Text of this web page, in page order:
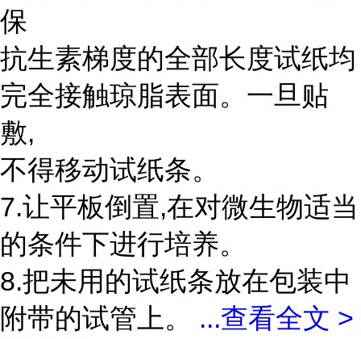
保
抗生素梯度的全部长度试纸均
完全接触琼脂表面。一旦贴
敷,
不得移动试纸条。
7.让平板倒置,在对微生物适当
的条件下进行培养。
8.把未用的试纸条放在包装中
附带的试管上。 ...查看全文 >